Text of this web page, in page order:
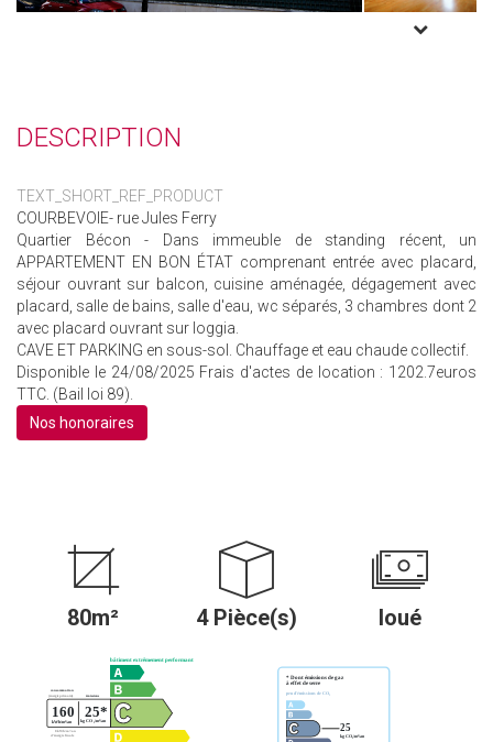
DESCRIPTION
TEXT_SHORT_REF_PRODUCT
COURBEVOIE- rue Jules Ferry
Quartier Bécon - Dans immeuble de standing récent, un
APPARTEMENT EN BON ÉTAT comprenant entrée avec placard,
séjour ouvrant sur balcon, cuisine aménagée, dégagement avec
placard, salle de bains, salle d'eau, wc séparés, 3 chambres dont 2
avec placard ouvrant sur loggia.
CAVE ET PARKING en sous-sol. Chauffage et eau chaude collectif.
Disponible le 24/08/2025 Frais d'actes de location : 1202.7euros
TTC. (Bail loi 89).
Nos honoraires
80m² 4 Pièce(s) loué